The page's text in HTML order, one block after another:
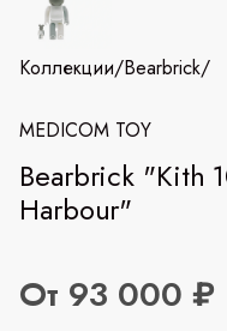
Коллекции/Bearbrick/
MEDICOM TOY
Bearbrick "Kith
Harbour"
От 93 000 ₽